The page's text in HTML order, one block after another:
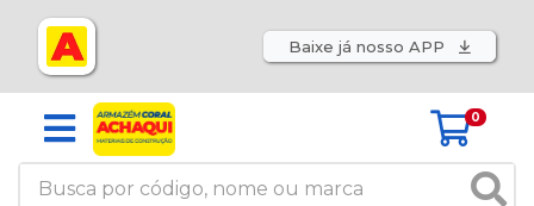
Baixe já nosso APP
0